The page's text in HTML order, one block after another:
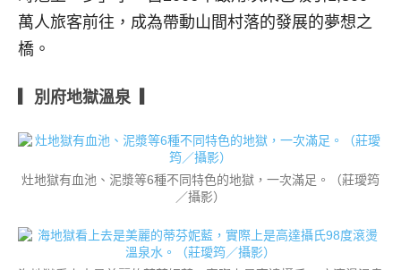
萬人旅客前往，成為帶動山間村落的發展的夢想之
橋。
▎別府地獄溫泉 ▎
灶地獄有血池、泥漿等6種不同特色的地獄，一次滿足。（莊璦筠
／攝影）